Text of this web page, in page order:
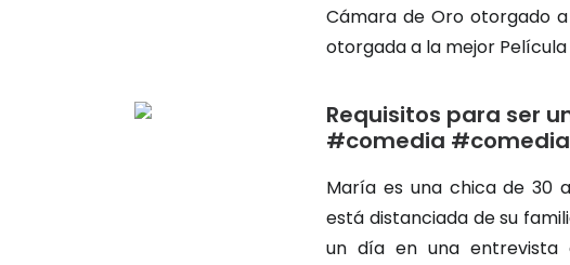
Cámara de Oro otorgado
otorgada a la mejor
Requisitos para ser
#comedia
María es una chica de 30
está distanciada de su
un día en una